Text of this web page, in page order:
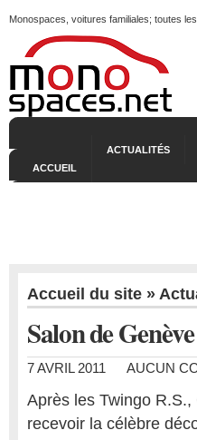
Monospaces, voitures familiales; toutes
ACCUEIL
ACTUALITÉS
Accueil du site »
Salon de
7 AVRIL 2011 AUCUN
Après les Twingo R.S.,
recevoir la célèbre